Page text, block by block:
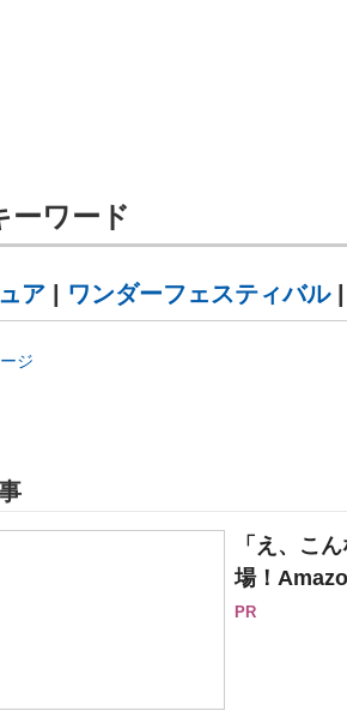
ーワード
ア ワンダーフェスティバル|
ジ
「え、こ
場！
PR